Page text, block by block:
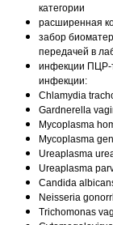
категории
расширенная
забор
передачей в
инфекции ПЦР-
инфекции:
Chlamydia
Gardnerella
Mycoplasma
Mycoplasma
Ureaplasma
Ureaplasma
Candida
Neisseria
Trichomonas